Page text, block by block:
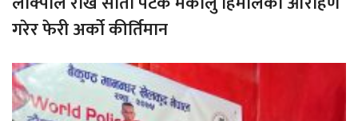
गरेर फेरी अर्को कीर्तिमान